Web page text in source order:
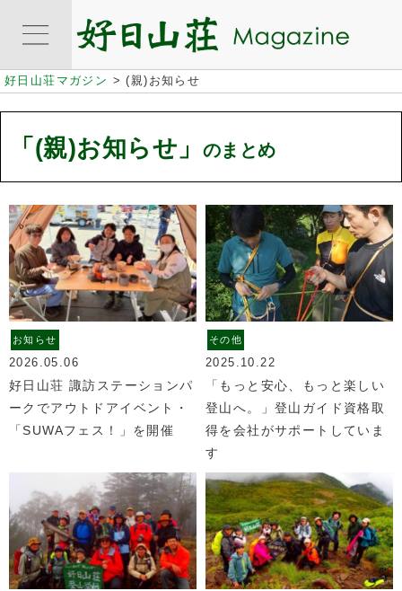
好日山荘マガジン >(親)お知らせ
「(親)お知らせ」 のまとめ
お知らせ
2026.05.06
好日山荘 諏訪ステーションパ
ークでアウトドアイベント・
「SUWAフェス！」を開催
その他
2025.10.22
「もっと安心、もっと楽しい
登山へ。」登山ガイド資格取
得を会社がサポートしていま
す